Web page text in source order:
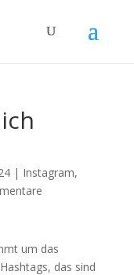
| Instagram,
um das
das sind